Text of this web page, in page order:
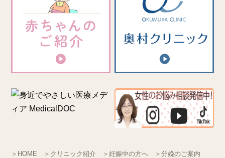
＞HOME ＞クリニック紹介 ＞妊娠中の方へ
＞分娩のご案内